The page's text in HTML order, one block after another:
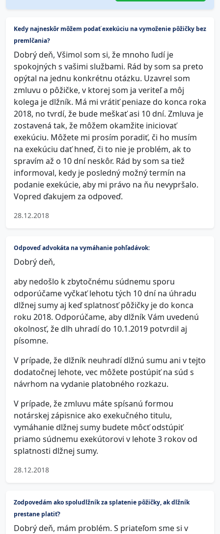
Kedy najneskôr môžem podať exekúciu na vymoženie pôžičky bez
premlčania?
Dobrý deň, Všimol som si, že mnoho ľudí je
spokojných s vašimi službami. Rád by som sa preto
opýtal na jednu konkrétnu otázku. Uzavrel som
zmluvu o pôžičke, v ktorej som ja veriteľ a môj
kolega je dlžník. Má mi vrátiť peniaze do konca roka
2018, no tvrdí, že bude meškať asi 10 dní. Zmluva je
zostavená tak, že môžem okamžite iniciovať
exekúciu. Môžete mi prosím poradiť, či ho musím
na exekúciu dať hneď, či to nie je problém, ak to
spravím až o 10 dní neskôr. Rád by som sa tiež
informoval, kedy je posledný možný termín na
podanie exekúcie, aby mi právo na ňu nevypršalo.
Vopred ďakujem za odpoveď.
28.12.2018
Odpoveď advokáta na vymáhanie pohľadávok:
Dobrý deň,
aby nedošlo k zbytočnému súdnemu sporu
odporúčame vyčkať lehotu tých 10 dní na úhradu
dlžnej sumy aj keď splatnosť pôžičky je do konca
roku 2018. Odporúčame, aby dlžník Vám uvedenú
okolnosť, že dlh uhradí do 10.1.2019 potvrdil aj
písomne.
V prípade, že dlžník neuhradí dlžnú sumu ani v tejto
dodatočnej lehote, vec môžete postúpiť na súd s
návrhom na vydanie platobného rozkazu.
V prípade, že zmluvu máte spísanú formou
notárskej zápisnice ako exekučného titulu,
vymáhanie dlžnej sumy budete môcť odstúpiť
priamo súdnemu exekútorovi v lehote 3 rokov od
splatnosti dlžnej sumy.
28.12.2018
Zodpovedám ako spoludlžník za splatenie pôžičky, ak dlžník
prestane platiť?
Dobrý deň, mám problém. S priateľom sme si v